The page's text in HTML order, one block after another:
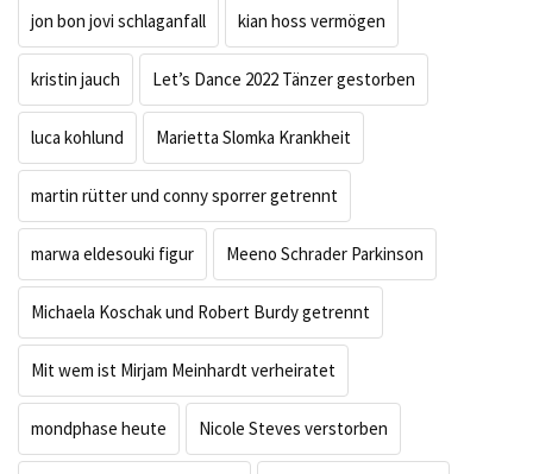
jon bon jovi schlaganfall kian hoss vermögen
kristin jauch Let’s Dance 2022 Tänzer gestorben
luca kohlund Marietta Slomka Krankheit
martin rütter und conny sporrer getrennt
marwa eldesouki figur Meeno Schrader Parkinson
Michaela Koschak und Robert Burdy getrennt
Mit wem ist Mirjam Meinhardt verheiratet
mondphase heute Nicole Steves verstorben